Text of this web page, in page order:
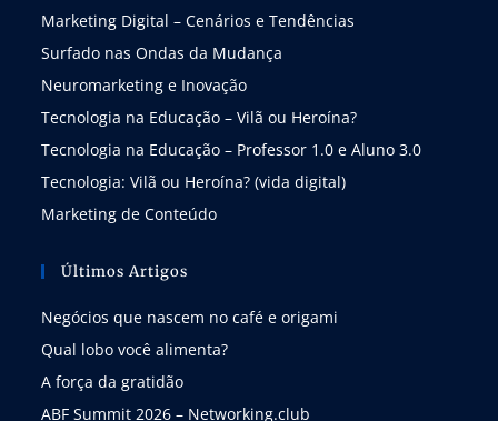
Marketing Digital – Cenários e Tendências
Surfado nas Ondas da Mudança
Neuromarketing e Inovação
Tecnologia na Educação – Vilã ou Heroína?
Tecnologia na Educação – Professor 1.0 e Aluno 3.0
Tecnologia: Vilã ou Heroína? (vida digital)
Marketing de Conteúdo
Últimos Artigos
Negócios que nascem no café e origami
Qual lobo você alimenta?
A força da gratidão
ABF Summit 2026 – Networking.club